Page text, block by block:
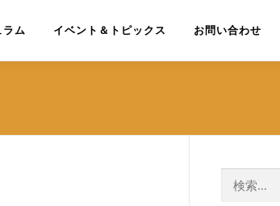
ラム イベント＆トピックス お問い合わせ